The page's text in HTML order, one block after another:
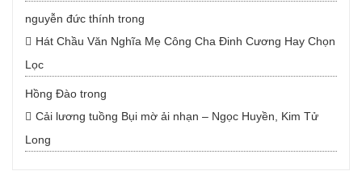
nguyễn đức thính trong
Hát Chầu Văn Nghĩa Mẹ Công Cha Đinh Cương Hay Chọn
Lọc
Hồng Đào trong
Cải lương tuồng Bụi mờ ải nhạn – Ngọc Huyền, Kim Tử
Long